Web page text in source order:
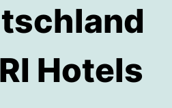
Hotels